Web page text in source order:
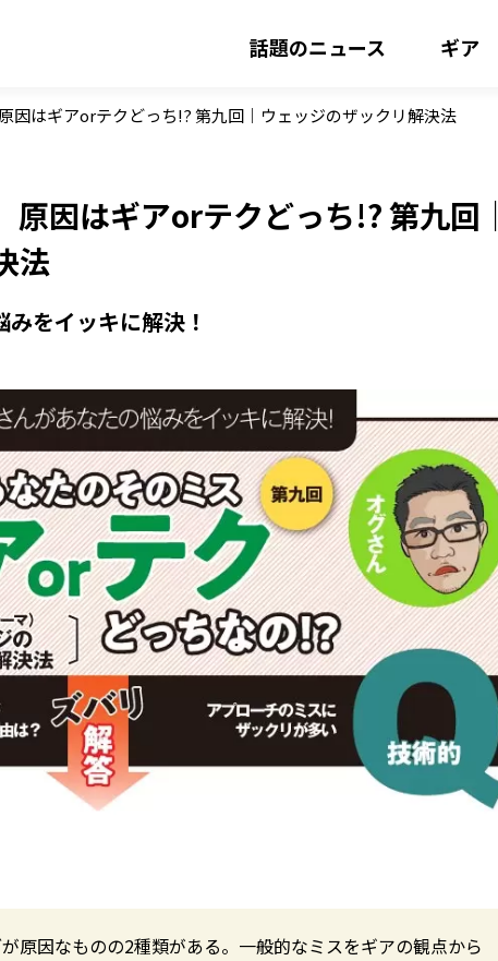
話題のニュース ギア
因はギアorテクどっち!? 第九回｜ウェッジのザックリ解決法
原因はギアorテクどっち!? 第九回｜
法
をイッキに解決！
原因なものの2種類がある。一般的なミスをギアの観点から